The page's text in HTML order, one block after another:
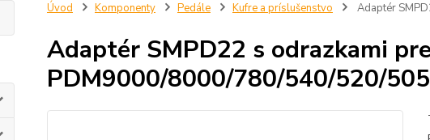
Úvod Komponenty Pedále Kufre a príslušenstvo Adaptér
Adaptér SMPD22 s odrazkami
PDM9000/8000/780/540/520/505